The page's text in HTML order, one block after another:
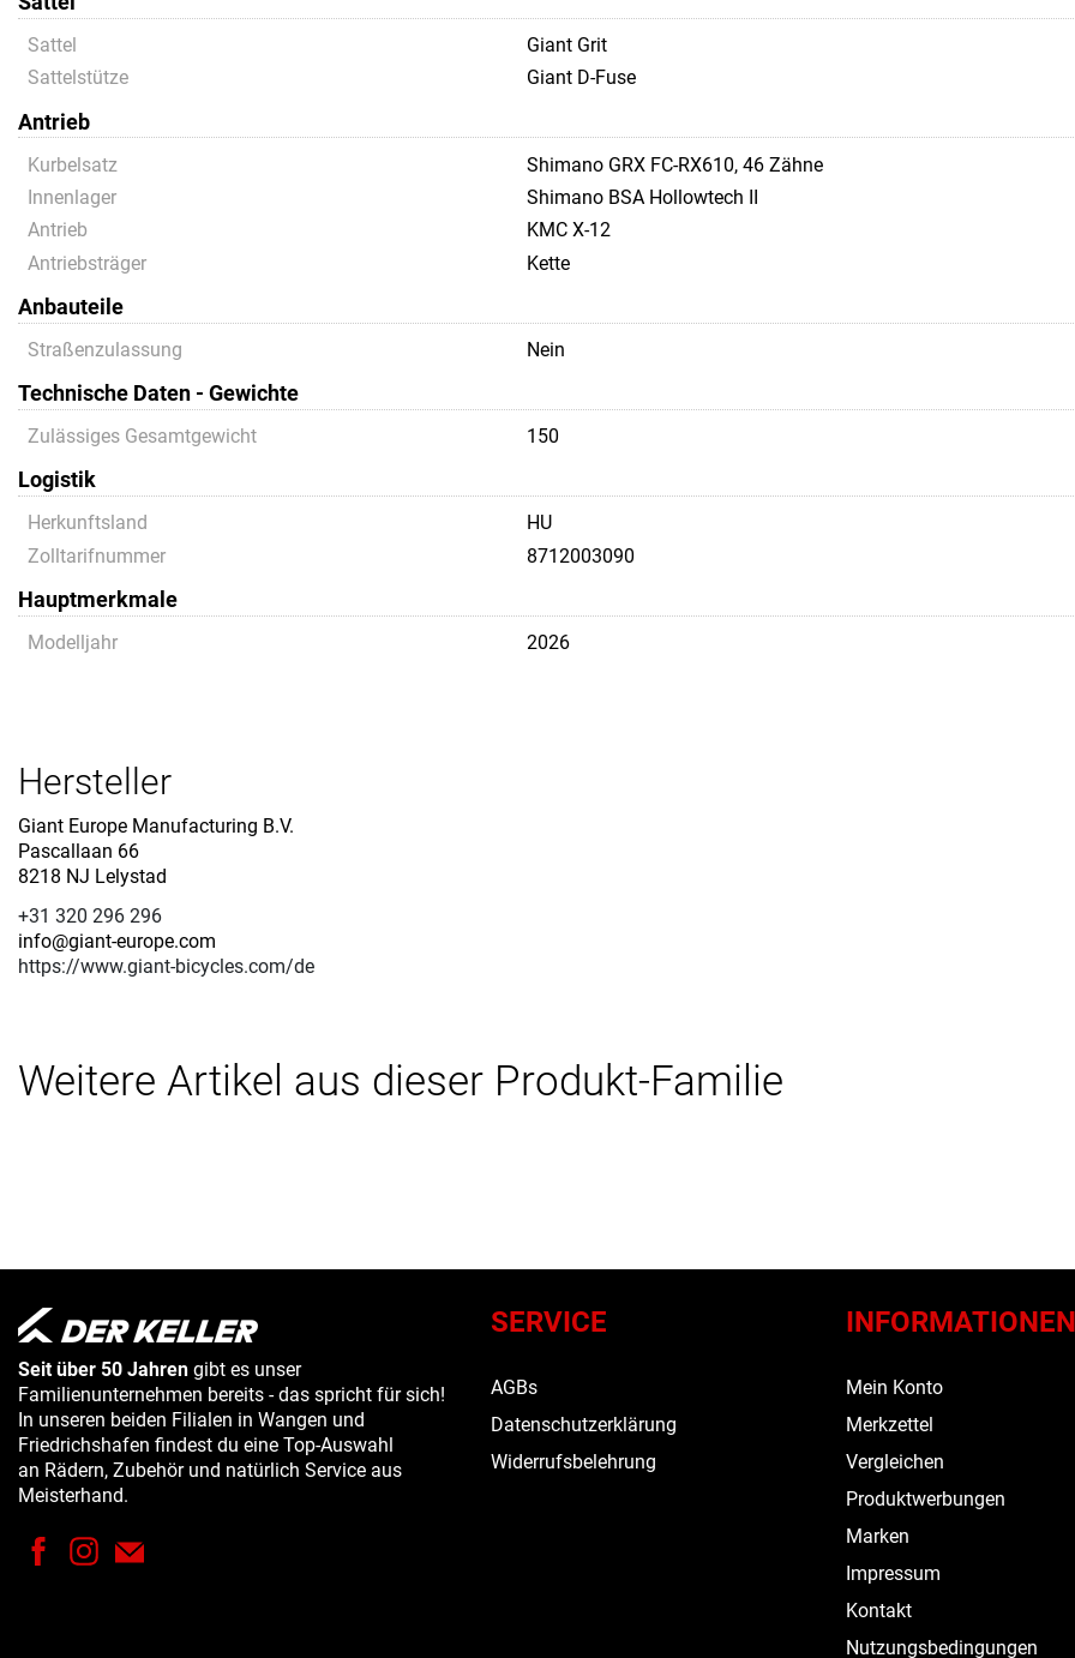
Sattel
Giant Grit
Sattelstütze
Giant D-Fuse
Antrieb
Kurbelsatz
Shimano GRX FC-RX610, 46 Zähne
Innenlager
Shimano BSA Hollowtech II
Antrieb
KMC X-12
Antriebsträger
Kette
Anbauteile
Straßenzulassung Nein
Technische Daten - Gewichte
Zulässiges Gesamtgewicht 150
Logistik
Herkunftsland
HU
Zolltarifnummer
8712003090
Hauptmerkmale
Modelljahr 2026
Hersteller
Giant Europe Manufacturing B.V.
Pascallaan 66
8218 NJ Lelystad
+31 320 296 296
info@giant-europe.com
https://www.giant-bicycles.com/de
Weitere Artikel aus dieser Produkt-Familie
Seit über 50 Jahren gibt es unser
Familienunternehmen bereits - das spricht für sich!
In unseren beiden Filialen in Wangen und
Friedrichshafen findest du eine Top-Auswahl
an Rädern, Zubehör und natürlich Service aus
Meisterhand.
SERVICE
AGBs
Datenschutzerklärung
Widerrufsbelehrung
INFORMATIONEN
Mein Konto
Merkzettel
Vergleichen
Produktwerbungen
Marken
Impressum
Kontakt
Nutzungsbedingungen